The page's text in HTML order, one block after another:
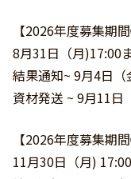
【2026年度募集期
8月31日（月)17:00
結果通知~ 9月4日（
資材発送 ~ 9月11日
【2026年度募集期
11月30日（月)